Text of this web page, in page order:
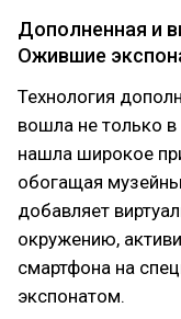
Дополненная и
Ожившие
Технология
вошла не только
нашла широкое
обогащая
добавляет
окружению,
смартфона на
экспонатом.